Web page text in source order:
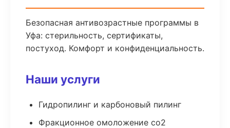
Безопасная антивозрастные программы в
Уфа: стерильность, сертификаты,
постуход. Комфорт и конфиденциальность.
Наши услуги
Гидропилинг и карбоновый пилинг
Фракционное омоложение co2